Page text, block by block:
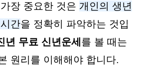
장 중요한 것은 개인의 생년
간을 정확히 파악하는 것입
년 무료 신년운세 를 볼 때는
원리를 이해해야 합니다.